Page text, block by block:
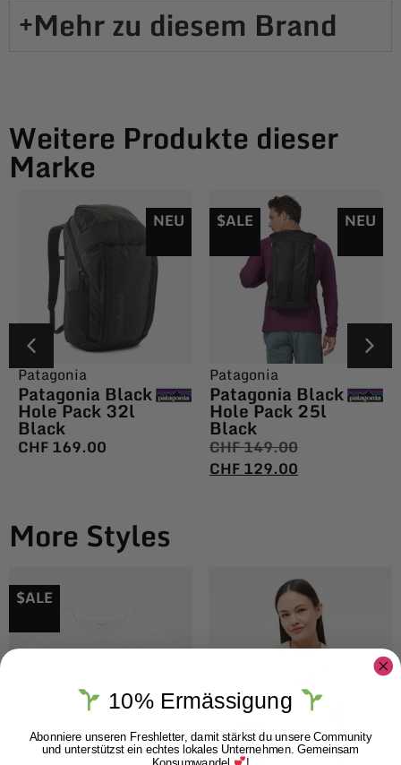
Mehr zu diesem Brand​
Weitere Produkte dieser
Marke
NEU
Patagonia
Patagonia Black
Hole Pack 32l
Black
CHF169.00
$ALE NEU
Patagonia
Patagonia Black
Hole Pack 25l
Black
CHF149.00
CHF129.00
More Styles
$ALE
10% Ermässigung
Abonniere unseren Freshletter, damit stärkst du unsere Community
und unterstützst ein echtes lokales Unternehmen. Gemeinsam
Konsumwandel !